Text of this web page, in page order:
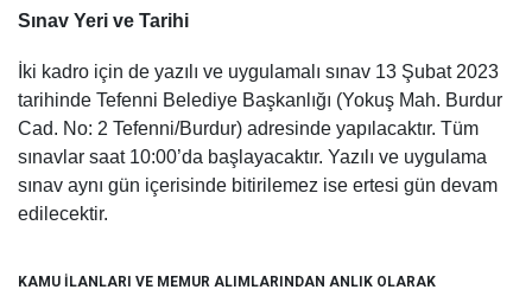
Sınav Yeri ve Tarihi
İki kadro için de yazılı ve uygulamalı sınav 13 Şubat 2023
tarihinde Tefenni Belediye Başkanlığı (Yokuş Mah. Burdur
Cad. No: 2 Tefenni/Burdur) adresinde yapılacaktır. Tüm
sınavlar saat 10:00’da başlayacaktır. Yazılı ve uygulama
sınav aynı gün içerisinde bitirilemez ise ertesi gün devam
edilecektir.
KAMU İLANLARI VE MEMUR ALIMLARINDAN ANLIK OLARAK